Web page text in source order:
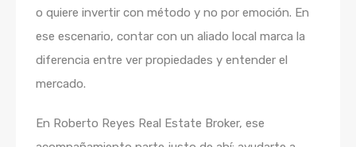
o quiere invertir con método y no por emoción. En
ese escenario, contar con un aliado local marca la
diferencia entre ver propiedades y entender el
mercado.
En Roberto Reyes Real Estate Broker, ese